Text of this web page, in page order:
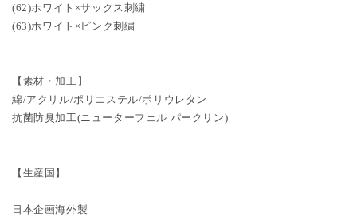
(62)ホワイト×サックス刺繍
(63)ホワイト×ピンク刺繍
【素材・加工】
綿/アクリル/ポリエステル/ポリウレタン
抗菌防臭加工(ニューターフェル パークリン)
【生産国】
日本企画海外製